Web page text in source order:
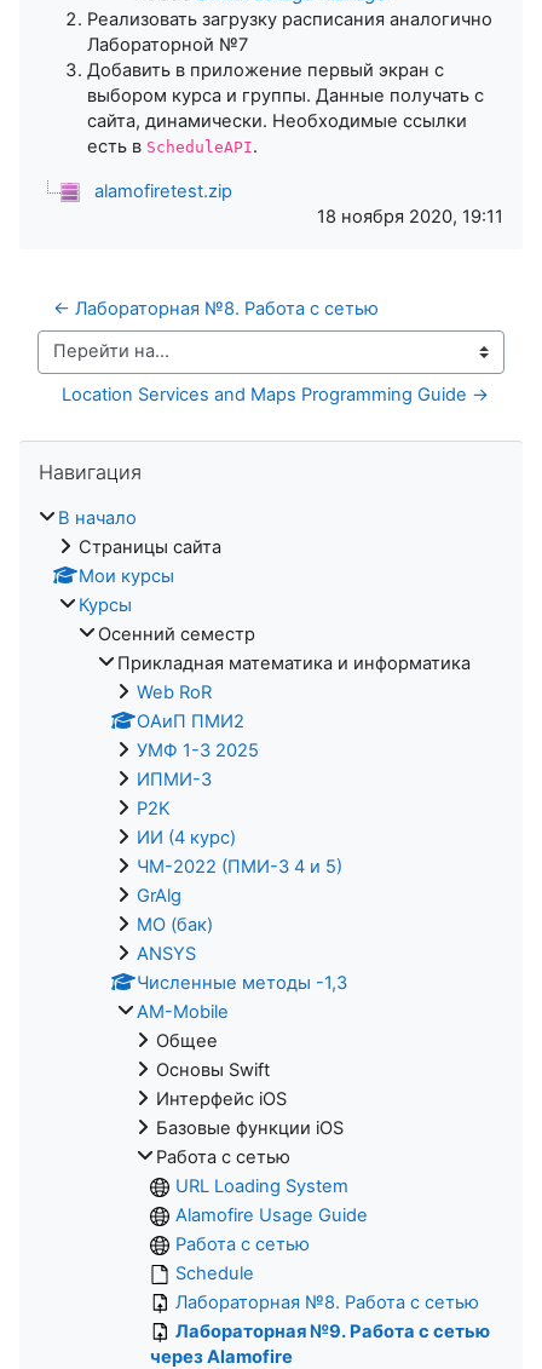
Реализовать загрузку расписания аналогично
Лабораторной №7
Добавить в приложение первый экран с
выбором курса и группы. Данные получать с
сайта, динамически. Необходимые ссылки
есть в ScheduleAPI.
alamofiretest.zip
18 ноября 2020, 19:11
← Лабораторная №8. Работа с сетью
Перейти на...
Location Services and Maps Programming Guide →
Навигация
В начало
Страницы сайта
Мои курсы
Курсы
Осенний семестр
Прикладная математика и информатика
Web RoR
ОАиП ПМИ2
УМФ 1-3 2025
ИПМИ-3
P2K
ИИ (4 курс)
ЧМ-2022 (ПМИ-3 4 и 5)
GrAlg
МО (бак)
ANSYS
Численные методы -1,3
AM-Mobile
Общее
Основы Swift
Интерфейс iOS
Базовые функции iOS
Работа с сетью
URL Loading System
Alamofire Usage Guide
Работа с сетью
Schedule
Лабораторная №8. Работа с сетью
Лабораторная №9. Работа с сетью
через Alamofire